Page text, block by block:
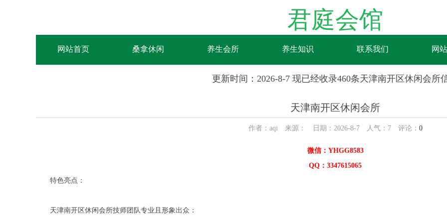
君庭会馆
网站首页 桑拿休闲 养生会所 养生知识 联系我们 网
更新时间：2026-8-7 现已经收录460条天津南开区休闲会所
天津南开区休闲会所
作者：aqi 来源： 日期：2026-8-7 人气： 7评论： 0
微信：YHGG8583
QQ：3347615065
特色亮点：
天津南开区休闲会所技师团队专业且形象出众：